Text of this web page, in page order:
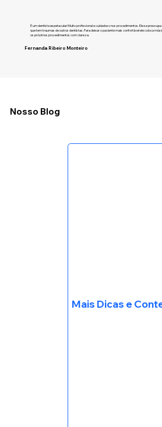
É um dentista espetacular! Muito profissional e cuidadoso nos procedimentos. Ele se
que tem traumas de outros dentistas. Para deixar o paciente mais confortável ele coloca
os próximos procedimentos com clareza.
Fernanda Ribeiro Monteiro
Nosso Blog
Mais Dicas e